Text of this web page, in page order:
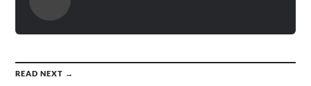
READ NEXT →